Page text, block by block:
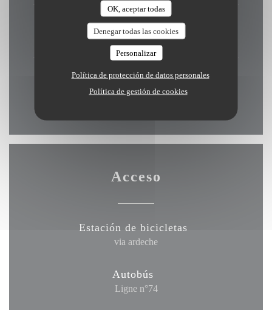
OK, aceptar todas
Denegar todas las cookies
Personalizar
Política de protección de datos personales
Política de gestión de cookies
Mar-Sab
10:00 - 14:30 • 18:30 - 23:00
Domingo
Cerrado
Acceso
Estación de bicicletas
via ardeche
Autobús
Ligne n°74